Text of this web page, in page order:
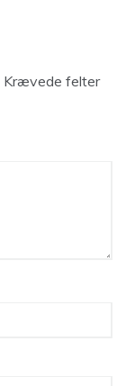
Krævede felter